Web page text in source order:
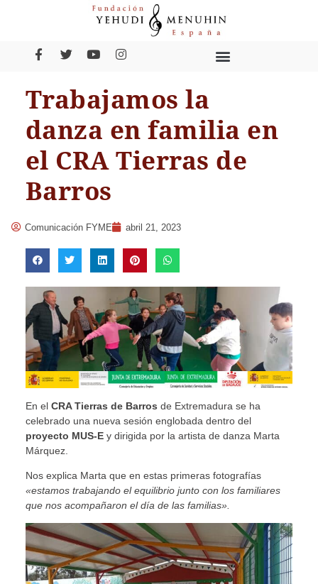
Trabajamos la
danza en familia en
el CRA Tierras de
Barros
Comunicación FYME abril 21, 2023
En el CRA Tierras de Barros de Extremadura se ha
celebrado una nueva sesión englobada dentro del
proyecto MUS-Ey dirigida por la artista de danza Marta
Márquez.
Nos explica Marta que en estas primeras fotografías
«estamos trabajando el equilibrio junto con los familiares
que nos acompañaron el día de las familias».